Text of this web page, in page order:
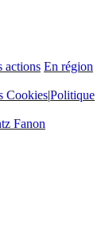
actions En région
Cookies|Politique
Fanon